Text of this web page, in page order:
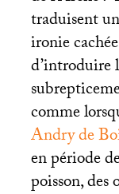
traduisent
ironie
d’introduire
comme
Andry de
en période
poisson, des